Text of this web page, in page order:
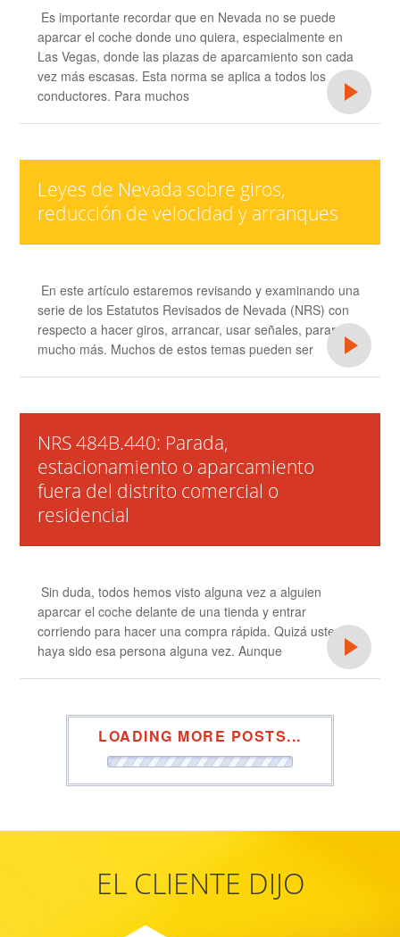
Es importante recordar que en Nevada no se puede
aparcar el coche donde uno quiera, especialmente en
Las Vegas, donde las plazas de aparcamiento son cada
vez más escasas. Esta norma se aplica a todos los
conductores. Para muchos
Leyes de Nevada sobre giros,
reducción de velocidad y arranques
En este artículo estaremos revisando y examinando una
serie de los Estatutos Revisados de Nevada (NRS) con
respecto a hacer giros, arrancar, usar señales, parar, y
mucho más. Muchos de estos temas pueden ser
NRS 484B.440: Parada,
estacionamiento o aparcamiento
fuera del distrito comercial o
residencial
Sin duda, todos hemos visto alguna vez a alguien
aparcar el coche delante de una tienda y entrar
corriendo para hacer una compra rápida. Quizá usted
haya sido esa persona alguna vez. Aunque
LOADING MORE POSTS...
EL CLIENTE DIJO